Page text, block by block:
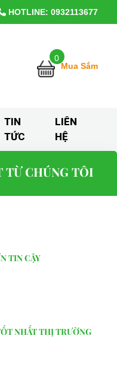
HOTLINE: 0932113677
0
Mua Sắm
TIN
TỨC
LIÊN
HỆ
TỪ CHÚNG TÔI
TIN CẬY
NHẤT THỊ TRƯỜNG